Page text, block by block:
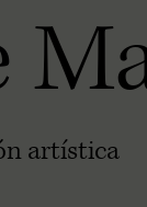
artística